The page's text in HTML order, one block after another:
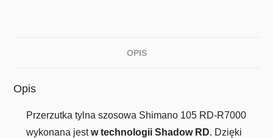
OPIS
Opis
Przerzutka tylna szosowa Shimano 105 RD-R7000
wykonana jestw technologii Shadow RD. Dzięki